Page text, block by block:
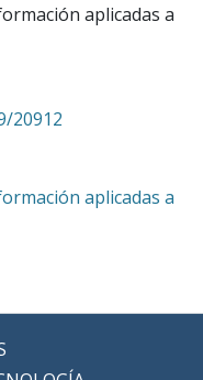
aplicadas a
20912
aplicadas a